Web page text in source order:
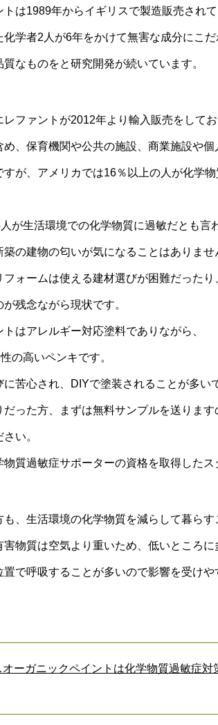
は1989年からイギリスで製造販売されて
学者2人が6年をかけて無害な成分にこ
なものをと研究開発が続いています。
ファントが2012年より輸入販売をしてお
、保育機関や公共の施設、商業施設や
すが、アメリカでは16％以上の人が化学
が生活環境での化学物質に過敏だとも言
の建物の匂いが気になることはありませ
フォームは使える建材選びが困難だった
残念ながら現状です。
はアレルギー対応塗料でありながら、
の高いペンキです。
苦心され、DIYで塗装されることが多い
った方、まずは無料サンプルを送ります
い。
質過敏症サポーターの資格を取得したス
、生活環境の化学物質を減らして暮ら
物質は空気より重いため、低いところ
で呼吸することが多いので影響を受け
オーガニックペイントは化学物質過敏症